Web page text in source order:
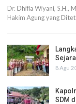
Dr. Dhifla Wiyani, S.H.,
Hakim Agung yang
8 Agu
SDM